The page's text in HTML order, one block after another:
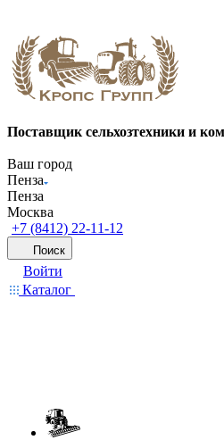
Поставщик сельхозтехники и
Ваш город
Пенза
Пенза
Москва
+7 (8412) 22-11-12
Поиск
Войти
Каталог